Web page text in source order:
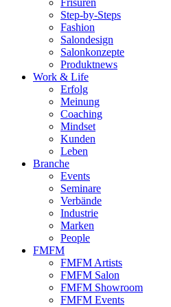
Frisuren
Step-by-Steps
Fashion
Salondesign
Salonkonzepte
Produktnews
Work & Life
Erfolg
Meinung
Coaching
Mindset
Kunden
Leben
Branche
Events
Seminare
Verbände
Industrie
Marken
People
FMFM
FMFM Artists
FMFM Salon
FMFM Showroom
FMFM Events